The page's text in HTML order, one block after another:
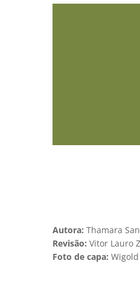
Autora: Thamara
Revisão: Vitor Lauro
Foto de capa: